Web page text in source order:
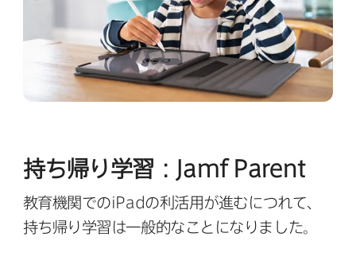
持ち帰り​学習： Jamf Parent
教育機関でのiPadの​利活用が​進むに​つれて、​
持ち帰り​学習は​一般的な​ことになりました。